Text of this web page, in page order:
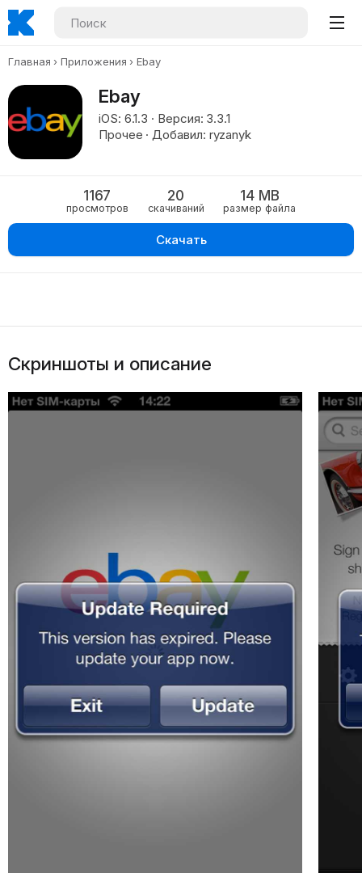
Главная Приложения Ebay
Ebay
iOS: 6.1.3 · Версия: 3.3.1
Прочее · Добавил: ryzanyk
1167
просмотров
20
скачиваний
14 MB
размер файла
Скачать
Скриншоты и описание